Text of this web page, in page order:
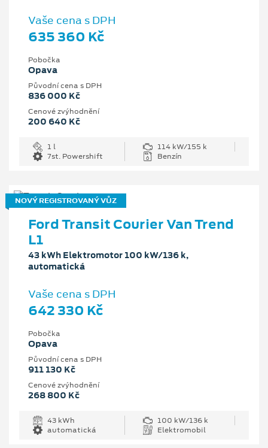
Vaše cena s DPH
635 360 Kč
Pobočka
Opava
Původní cena s DPH
836 000 Kč
Cenové zvýhodnění
200 640 Kč
1 l
114 kW/155 k
7st. Powershift
Benzín
NOVÝ REGISTROVANÝ VŮZ
Ford Transit Courier Van Trend
L1
43 kWh Elektromotor 100 kW/136 k,
automatická
Vaše cena s DPH
642 330 Kč
Pobočka
Opava
Původní cena s DPH
911 130 Kč
Cenové zvýhodnění
268 800 Kč
43 kWh
100 kW/136 k
automatická
Elektromobil